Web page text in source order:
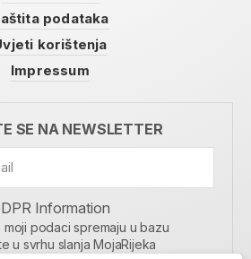
podataka
korištenja
Impressum
SE NA NEWSLETTER
Information
moji podaci spremaju u bazu
u svrhu slanja MojaRijeka